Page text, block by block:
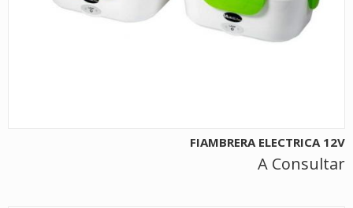
FIAMBRERA ELECTRICA 12V
A Consultar